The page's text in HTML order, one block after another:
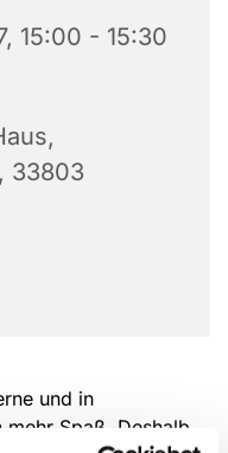
15:00 - 15:30
33803
und in
Spaß. Deshalb